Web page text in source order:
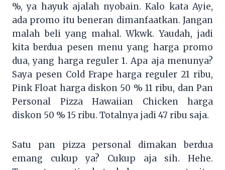
%, ya hayuk ajalah nyobain. Kalo kata Ayie,
ada promo itu beneran dimanfaatkan. Jangan
malah beli yang mahal. Wkwk. Yaudah, jadi
kita berdua pesen menu yang harga promo
dua, yang harga reguler 1. Apa aja menunya?
Saya pesen Cold Frape harga reguler 21 ribu,
Pink Float harga diskon 50 % 11 ribu, dan Pan
Personal Pizza Hawaiian Chicken harga
diskon 50 % 15 ribu. Totalnya jadi 47 ribu saja.
Satu pan pizza personal dimakan berdua
emang cukup ya? Cukup aja sih. Hehe.